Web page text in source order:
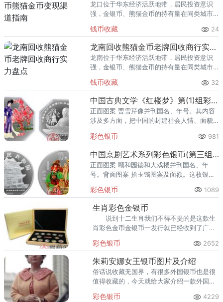
龙口位于华东经济活跃地带，居民投资意识
强，金银币、熊猫金币的持有量在同类城市
熊猫金币的需求就明显升温，但鱼龙混杂的
回收渠道里，能精准识别版别溢
钱币收藏 24
龙南回收熊猫金币老牌回收商行实力盘点
龙南位于华东经济活跃地带，居民投资意识
强，金银币、熊猫金币的持有量在同类城市
熊猫金币的需求就明显升温，但鱼龙混杂的
回收渠道里，能精准识别版别溢
钱币收藏 32
中国古典文学《红楼梦》第(1)组彩色银币：黛玉葬花
正面图案 曹雪芹像并刊国名、年号。其内容
涉及多方面，把中国的封建社会人情、面貌
独女，她的遭遇推动本书情节发展。
彩色银币 981
中国京剧艺术系列彩色银币(第三组)：拾玉镯
正面图案 颐和园德和大戏楼并刊国名、年
号。背面图案 拾玉镯图案及面额。这枚银币
彩色银币 1089
生肖彩色金银币
说到十二生肖我们不得不提的是这款生
肖彩色金币金银币一发行就已经收到了广大
远远超过了预期发行的金额，但是扔向阻断
不了人们收藏它的热情。
彩色银币 2652
朱莉安娜女王银币图片及介绍
俗话说收藏无国界，有很多外国银币也是很
值得收藏的，今天就给大家介绍一款外国银
彩色银币 4229